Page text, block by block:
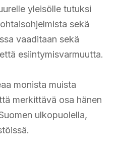
yleisölle tutuksi
sekä
vaaditaan sekä
esiintymisvarmuutta.
monista muista
merkittävä osa hänen
ulkopuolella,